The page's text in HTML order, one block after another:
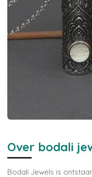
Over bodali
Bodali Jewels is